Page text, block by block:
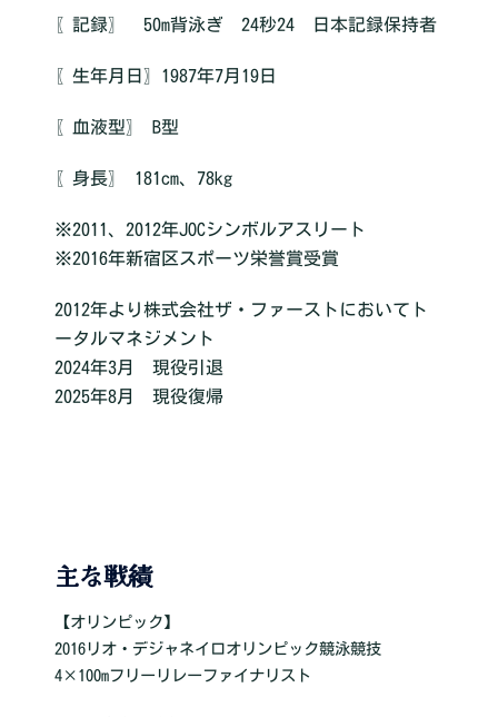
〖記録〗 50m背泳ぎ 24秒24 日本記録保持者
〖生年月日〗1987年7月19日
〖血液型〗 B型
〖身長〗 181cm、78kg
※2011、2012年JOCシンボルアスリート
※2016年新宿区スポーツ栄誉賞受賞
2012年より株式会社ザ・ファーストにおいてト
ータルマネジメント
2024年3月 現役引退
2025年8月 現役復帰
主な戦績
【オリンピック】
2016リオ・デジャネイロオリンピック競泳競技
4×100mフリーリレーファイナリスト